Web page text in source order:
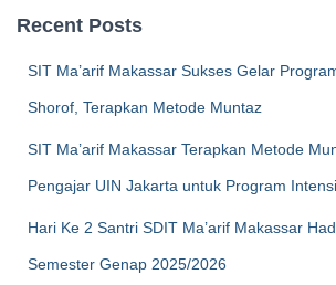
Recent Posts
SIT Ma’arif Makassar Sukses Gelar
Shorof, Terapkan Metode Muntaz
SIT Ma’arif Makassar Terapkan Metode
Pengajar UIN Jakarta untuk Program
Hari Ke 2 Santri SDIT Ma’arif Makassar
Semester Genap 2025/2026